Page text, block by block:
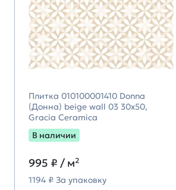
Плитка 010100001410 Donna
(Донна) beige wall 03 30х50,
Gracia Ceramica
В наличии
995 ₽ / м²
1194 ₽ За упаковку